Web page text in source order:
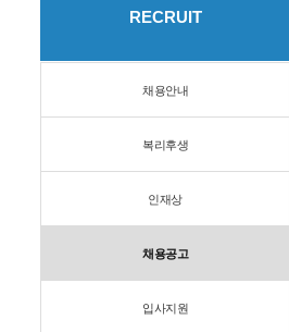
RECRUIT
채용안내
복리후생
인재상
채용공고
입사지원